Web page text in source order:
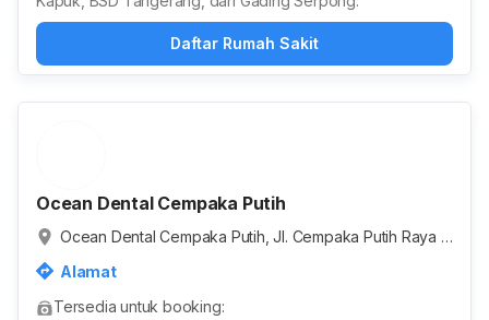
Daftar Rumah Sakit
Ocean Dental Cempaka Putih
Ocean Dental Cempaka Putih, Jl. Cempaka Putih Raya N
Alamat
Tersedia untuk booking: